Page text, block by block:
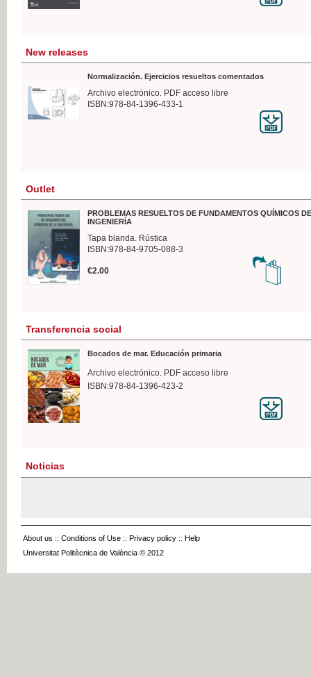
New releases
Normalización. Ejercicios resueltos comentados
Archivo electrónico. PDF acceso libre
ISBN:978-84-1396-433-1
Outlet
PROBLEMAS RESUELTOS DE FUNDAMENTOS QUÍMICOS
INGENIERÍA
Tapa blanda. Rústica
ISBN:978-84-9705-088-3
€2.00
Transferencia social
Bocados de mar. Educación primaria
Archivo electrónico. PDF acceso libre
ISBN:978-84-1396-423-2
Noticias
About us :: Conditions of Use :: Privacy policy :: Help
Universitat Politècnica de València © 2012